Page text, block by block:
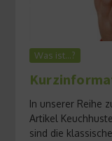
Was ist…?
In unserer Reihe
Artikel
sind die